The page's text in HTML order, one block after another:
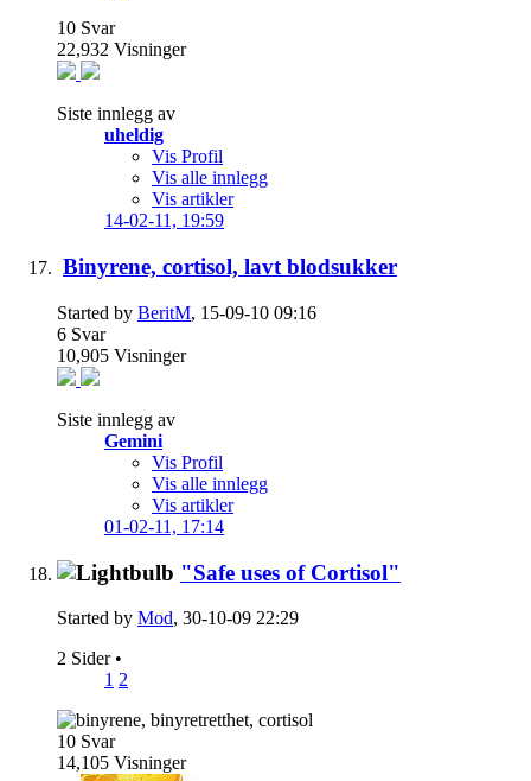
10 Svar
22,932 Visninger
Siste innlegg av
uheldig
Vis Profil
Vis alle innlegg
Vis artikler
14-02-11, 19:59
Binyrene, cortisol, lavt blodsukker
Started by BeritM, 15-09-10 09:16
6 Svar
10,905 Visninger
Siste innlegg av
Gemini
Vis Profil
Vis alle innlegg
Vis artikler
01-02-11, 17:14
"Safe uses of Cortisol"
Started by Mod, 30-10-09 22:29
2 Sider •
1 2
10 Svar
14,105 Visninger